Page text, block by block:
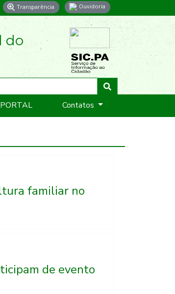
Transparência Ouvidoria
do
Contatos
familiar no
de evento